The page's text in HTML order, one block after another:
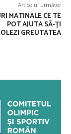
Articolul următor
MATINALE CE TE
POT AJUTA SĂ-ȚI
GREUTATEA